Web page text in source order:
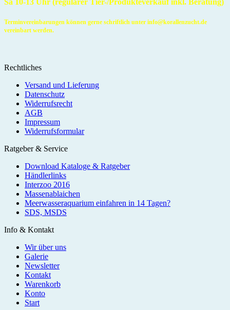
Terminvereinbarungen können gerne schriftlich unter info@korallenzucht.de
vereinbart werden.
Rechtliches
Versand und Lieferung
Datenschutz
Widerrufsrecht
AGB
Impressum
Widerrufsformular
Ratgeber & Service
Download Kataloge & Ratgeber
Händlerlinks
Interzoo 2016
Massenablaichen
Meerwasseraquarium einfahren in 14 Tagen?
SDS, MSDS
Info & Kontakt
Wir über uns
Galerie
Newsletter
Kontakt
Warenkorb
Konto
Start